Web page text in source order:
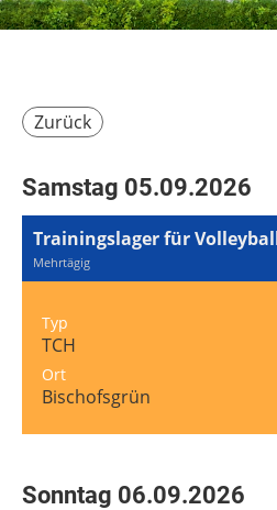
Zurück
Samstag 05.09.2026
Trainingslager für
Mehrtägig
Typ
TCH
Ort
Bischofsgrün
Sonntag 06.09.2026